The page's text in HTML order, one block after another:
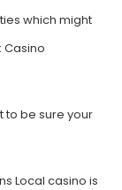
which might
Casino
to be sure your
Local casino is